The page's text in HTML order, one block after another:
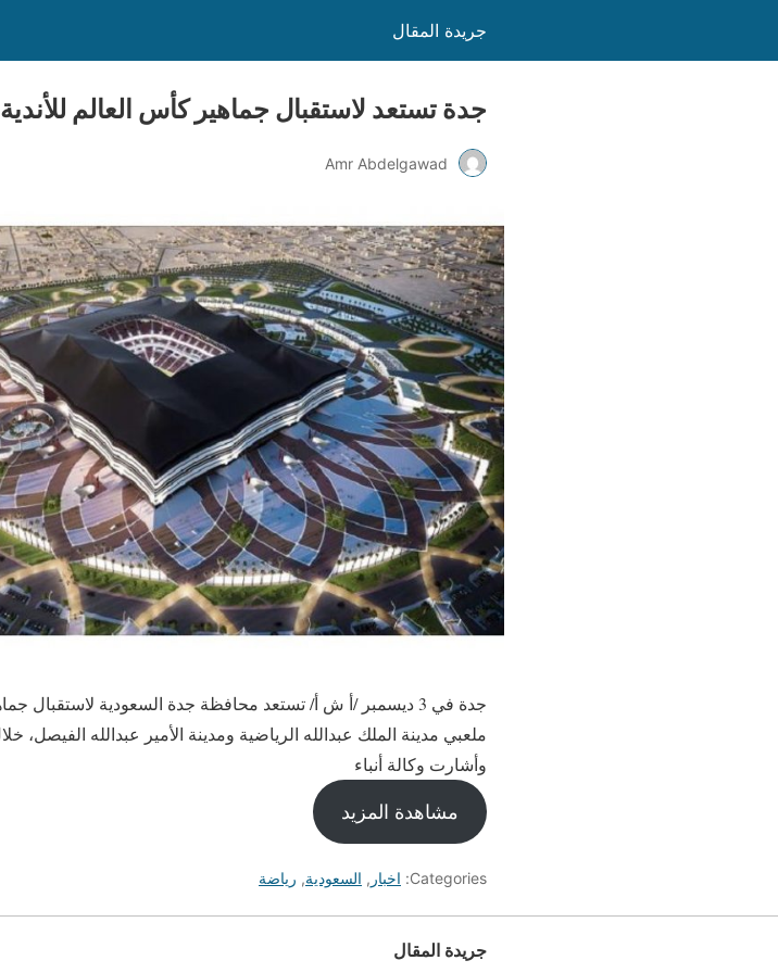
جريدة المقال
جدة تستعد لاستقبال جماهير كأس العالم للأندية 2023
Amr Abdelgawad
وأشارت وكالة أنباء
مشاهدة المزيد
Categories: اخبار , السعودية, رياضة
جريدة المقال